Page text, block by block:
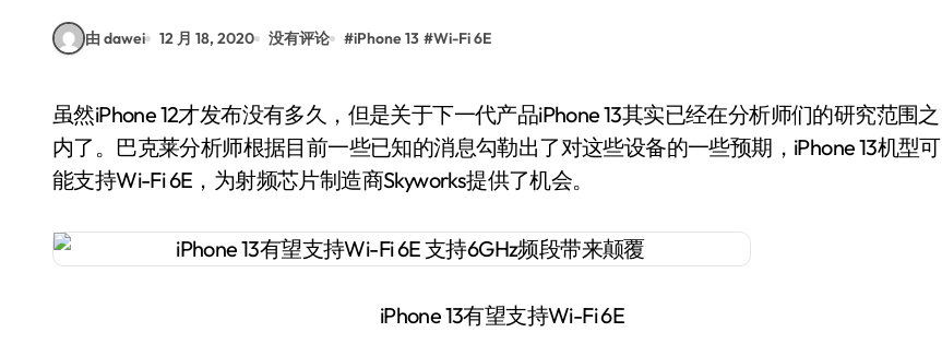
由 dawei 12 月 18, 2020 没有评论 #iPhone 13 #Wi-Fi 6E
虽然iPhone 12才发布没有多久，但是关于下一代产品iPhone 13其实已经在分析师们的研究范围之
内了。巴克莱分析师根据目前一些已知的消息勾勒出了对这些设备的一些预期，iPhone 13机型可
能支持Wi-Fi 6E，为射频芯片制造商Skyworks提供了机会。
iPhone 13有望支持Wi-Fi 6E